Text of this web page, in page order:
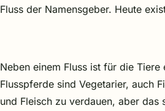
Fluss der Namensgeber. Heute
Neben einem Fluss ist für die
Flusspferde sind Vegetarier, auch
und Fleisch zu verdauen, aber das